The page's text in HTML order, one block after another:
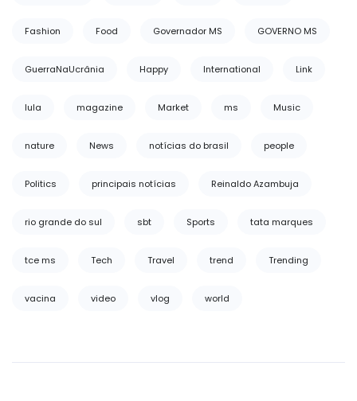
Fashion Food Governador MS GOVERNO MS
GuerraNaUcrânia Happy International Link
lula magazine Market ms Music
nature News notícias do brasil people
Politics principais notícias Reinaldo Azambuja
rio grande do sul sbt Sports tata marques
tce ms Tech Travel trend Trending
vacina video vlog world